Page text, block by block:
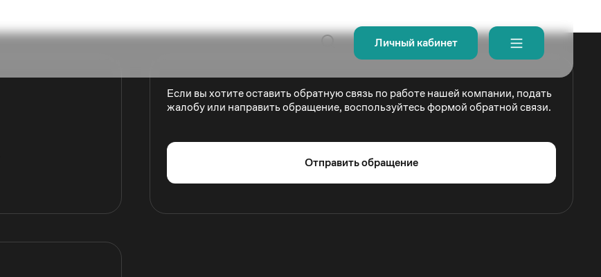
Личный кабинет
Если вы хотите оставить обратную связь по работе нашей компании, подать
жалобу или направить обращение, воспользуйтесь формой обратной связи.
Отправить обращение